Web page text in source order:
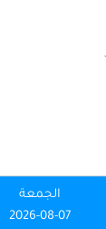
الجمعة
2026-08-07